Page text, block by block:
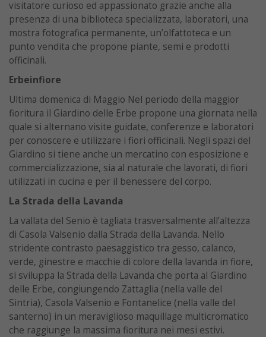
visitatore curioso ed appassionato grazie anche alla
presenza di una biblioteca specializzata, laboratori, una
mostra fotografica permanente, un’olfattoteca e un
punto vendita che propone piante, semi e prodotti
officinali.
Erbeinfiore
Ultima domenica di Maggio Nel periodo della maggior
fioritura il Giardino delle Erbe propone una giornata nella
quale si alternano visite guidate, conferenze e laboratori
per conoscere e utilizzare i fiori officinali. Negli spazi del
Giardino si tiene anche un mercatino con esposizione e
commercializzazione, sia al naturale che lavorati, di fiori
utilizzati in cucina e per il benessere del corpo.
La Strada della Lavanda
La vallata del Senio è tagliata trasversalmente all’altezza
di Casola Valsenio dalla Strada della Lavanda. Nello
stridente contrasto paesaggistico tra gesso, calanco,
verde, ginestre e macchie di colore della lavanda in fiore,
si sviluppa la Strada della Lavanda che porta al Giardino
delle Erbe, congiungendo Zattaglia (nella valle del
Sintria), Casola Valsenio e Fontanelice (nella valle del
santerno) in un meraviglioso maquillage multicromatico
che raggiunge la massima fioritura nei mesi estivi.